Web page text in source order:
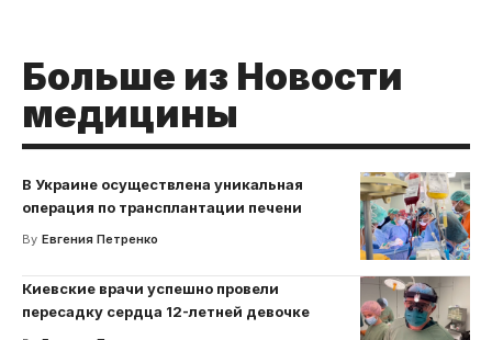
Больше из Новости
медицины
В Украине осуществлена уникальная
операция по трансплантации печени
By Евгения Петренко
Киевские врачи успешно провели
пересадку сердца 12-летней девочке